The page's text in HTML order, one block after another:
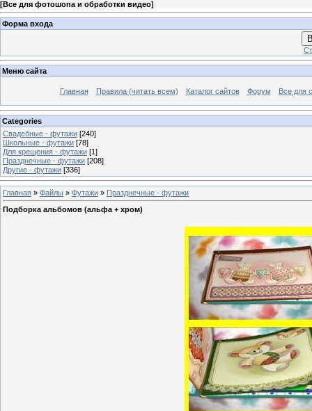
[Все для фотошопа и обработки видео]
Форма входа
Меню сайта
Главная Правила (читать всем) Каталог сайтов Форум Все для
Categories
Свадебные - футажи [240]
Школьные - футажи [78]
Для крещения - футажи [1]
Празднечные - футажи [208]
Другие - футажи [336]
Главная » Файлы » Футажи » Празднечные - футажи
Подборка альбомов (альфа + хром)